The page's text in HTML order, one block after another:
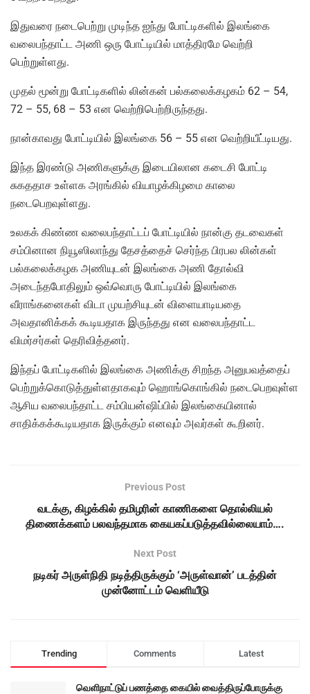
இதுவரை நடைபெற்று முடிந்த ஐந்து போட்டிகளில் இலங்கை
வலைபந்தாட்ட அணி ஒரு போட்டியில் மாத்திரமே வெற்றி
பெற்றுள்ளது.
முதல் மூன்று போட்டிகளில் லின்கன் பல்கலைக்கழகம் 62 – 54,
72 – 55, 68 – 53 என வெற்றிபெற்றிருந்தது.
நான்காவது போட்டியில் இலங்கை 56 – 55 என வெற்றியீட்டியது.
இந்த இரண்டு அணிகளுக்கு இடையிலான கடைசி போட்டி
சுகததாச உள்ளக அரங்கில் வியாழக்கிழமை காலை
நடைபெறவுள்ளது.
உலகக் கிண்ண வலைபந்தாட்டப் போட்டியில் நான்கு தடவைகள்
சம்பினான நியூஸிலாந்து தேசத்தைச் செர்ந்த பிரபல லின்கள்
பல்கலைக்கழக அணியுடன் இலங்கை அணி தோல்வி
அடைந்தபோதிலும் ஒவ்வொரு போட்டியில் இலங்கை
வீராங்கனைகள் விடா முயற்சியுடன் விளையாடியதை
அவதானிக்கக் கூடியதாக இருந்தது என வலைபந்தாட்ட
விமர்சர்கள் தெரிவித்தனர்.
இந்தப் போட்டிகளில் இலங்கை அணிக்கு சிறந்த அனுபவத்தைப்
பெற்றுக்கொடுத்துள்ளதாகவும் ஹொங்கொங்கில் நடைபெறவுள்ள
ஆசிய வலைபந்தாட்ட சம்பியன்ஷிப்பில் இலங்கையினால்
சாதிக்கக்கூடியதாக இருக்கும் எனவும் அவர்கள் கூறினர்.
Previous Post
வடக்கு, கிழக்கில் தமிழரின் காணிகளை தொல்லியல்
திணைக்களம் பலவந்தமாக கையகப்படுத்தவில்லையாம்….
Next Post
நடிகர் அருள்நிதி நடித்திருக்கும் ‘அருள்வான்’ படத்தின்
முன்னோட்டம் வெளியீடு
Trending Comments Latest
வெளிநாட்டுப் பணத்தை கையில் வைத்திருப்போருக்கு